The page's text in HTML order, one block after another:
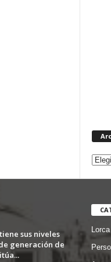
sus niveles
generación de
Lorca